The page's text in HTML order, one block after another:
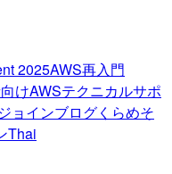
2025AWS再入門
けAWSテクニカルサポ
ジョインブログくらめそ
Thai